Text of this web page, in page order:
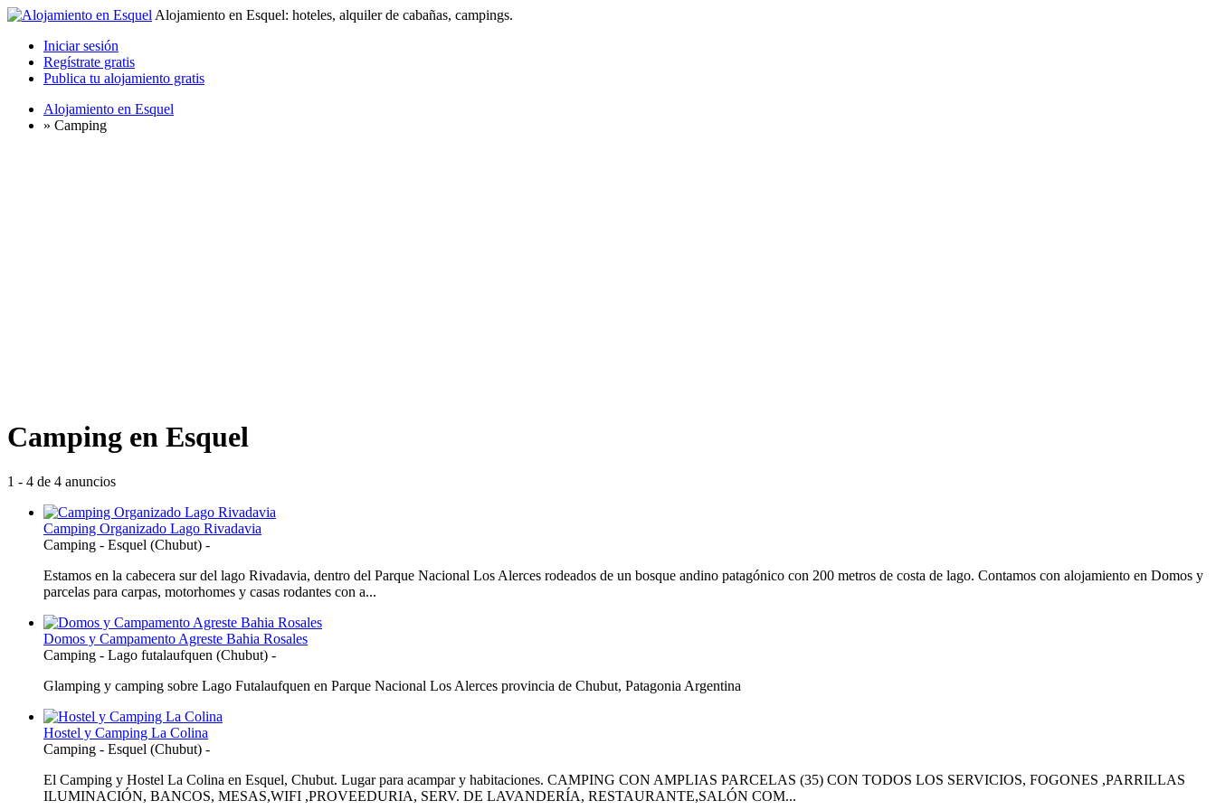
Alojamiento en Esquel: hoteles, alquiler de cabañas, campings.
Iniciar sesión
Regístrate gratis
Publica tu alojamiento gratis
Alojamiento en Esquel
» Camping
Camping en Esquel
1 - 4 de 4 anuncios
Camping Organizado Lago Rivadavia
Camping - Esquel (Chubut) -
Estamos en la cabecera sur del lago Rivadavia, dentro del Parque Nacional Los Alerces rodeados de un bosque andino patagónico con 200 metros de costa de lago. Contamos con alojamiento en Domos y
parcelas para carpas, motorhomes y casas rodantes con a...
Domos y Campamento Agreste Bahia Rosales
Camping - Lago futalaufquen (Chubut) -
Glamping y camping sobre Lago Futalaufquen en Parque Nacional Los Alerces provincia de Chubut, Patagonia Argentina
Hostel y Camping La Colina
Camping - Esquel (Chubut) -
El Camping y Hostel La Colina en Esquel, Chubut. Lugar para acampar y habitaciones. CAMPING CON AMPLIAS PARCELAS (35) CON TODOS LOS SERVICIOS, FOGONES ,PARRILLAS
ILUMINACIÓN, BANCOS, MESAS,WIFI ,PROVEEDURIA, SERV. DE LAVANDERÍA, RESTAURANTE,SALÓN COM...